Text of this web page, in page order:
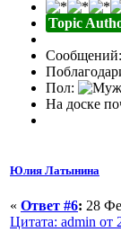
Topic
Пол:
На доске
Юлия Латынина
« Ответ #6: 28
Цитата: admin от